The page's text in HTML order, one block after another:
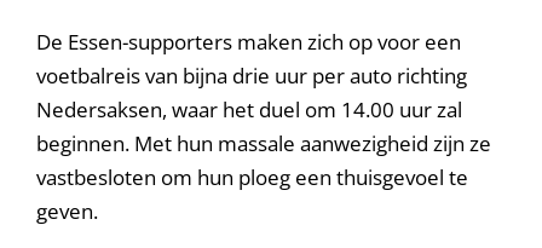
De Essen-supporters maken zich op voor een
voetbalreis van bijna drie uur per auto richting
Nedersaksen, waar het duel om 14.00 uur zal
beginnen. Met hun massale aanwezigheid zijn ze
vastbesloten om hun ploeg een thuisgevoel te
geven.